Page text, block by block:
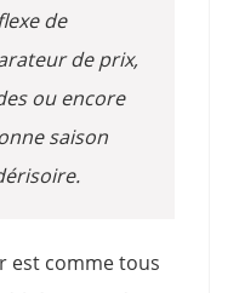
de
de prix,
ou encore
saison
est comme tous